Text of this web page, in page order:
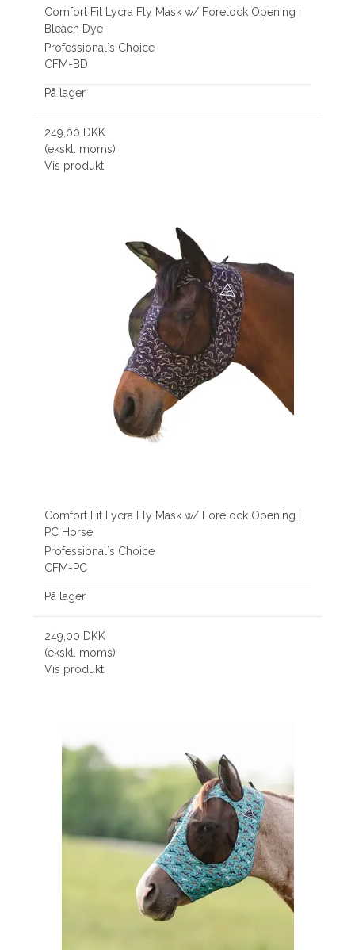
Comfort Fit Lycra Fly Mask w/ Forelock Opening |
Bleach Dye
Professional´s Choice
CFM-BD
På lager
249,00 DKK
(ekskl. moms)
Vis produkt
Comfort Fit Lycra Fly Mask w/ Forelock Opening |
PC Horse
Professional´s Choice
CFM-PC
På lager
249,00 DKK
(ekskl. moms)
Vis produkt